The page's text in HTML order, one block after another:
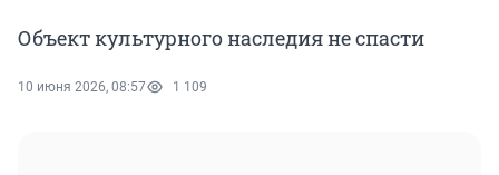
Объект культурного наследия не спасти
10 июня 2026, 08:57 1 109